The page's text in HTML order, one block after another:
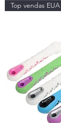
Top vendas EUA